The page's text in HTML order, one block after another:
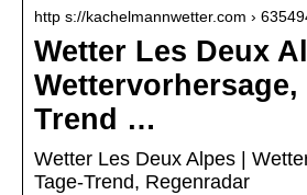
http s://kachelmannwetter.com ›
Wetter Les Deux
Wettervorhersage,
Trend …
Wetter Les Deux Alpes |
Tage-Trend, Regenradar